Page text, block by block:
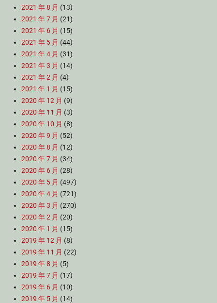
2021 年 8 月 (13)
2021 年 7 月 (21)
2021 年 6 月 (15)
2021 年 5 月 (44)
2021 年 4 月 (31)
2021 年 3 月 (14)
2021 年 2 月 (4)
2021 年 1 月 (15)
2020 年 12 月 (9)
2020 年 11 月 (3)
2020 年 10 月 (8)
2020 年 9 月 (52)
2020 年 8 月 (12)
2020 年 7 月 (34)
2020 年 6 月 (28)
2020 年 5 月 (497)
2020 年 4 月 (721)
2020 年 3 月 (270)
2020 年 2 月 (20)
2020 年 1 月 (15)
2019 年 12 月 (8)
2019 年 11 月 (22)
2019 年 8 月 (5)
2019 年 7 月 (17)
2019 年 6 月 (10)
2019 年 5 月 (14)